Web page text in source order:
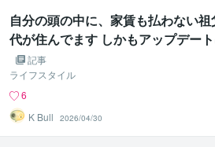
自分の頭の中に、家賃も払わない
代が住んでます しかもアップデー
年前で止まっている件
記事
ライフスタイル
6
K Bull
2026/04/30